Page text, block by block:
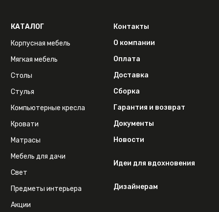
КАТАЛОГ
Корпусная мебель
Мягкая мебель
Столы
Стулья
Компьютерные кресла
Кровати
Матрасы
Мебель для дачи
Свет
Предметы интерьера
Акции
Контакты
О компании
Оплата
Доставка
Сборка
Гарантия и возврат
Документы
Новости
Идеи для вдохновения
Дизайнерам